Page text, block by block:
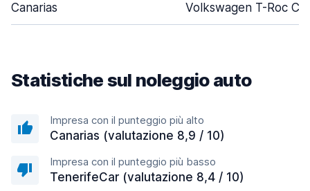
Canarias Volkswagen T-Roc
Statistiche sul noleggio auto
Impresa con il punteggio più alto
Canarias (valutazione 8,9 / 10)
Impresa con il punteggio più basso
TenerifeCar (valutazione 8,4 / 10)